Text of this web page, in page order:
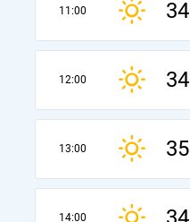
11:00
12:00
13:00
14:00